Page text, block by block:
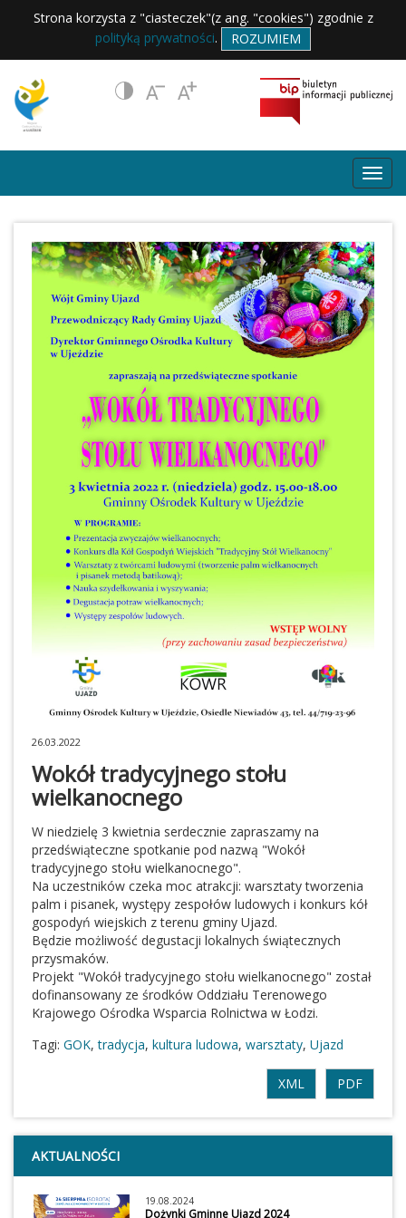
Strona korzysta z "ciasteczek"(z ang. "cookies") zgodnie z
polityką prywatności. ROZUMIEM
26.03.2022
Wokół tradycyjnego stołu
wielkanocnego
W niedzielę 3 kwietnia serdecznie zapraszamy na
przedświąteczne spotkanie pod nazwą "Wokół
tradycyjnego stołu wielkanocnego".
Na uczestników czeka moc atrakcji: warsztaty tworzenia
palm i pisanek, występy zespołów ludowych i konkurs kół
gospodyń wiejskich z terenu gminy Ujazd.
Będzie możliwość degustacji lokalnych świątecznych
przysmaków.
Projekt "Wokół tradycyjnego stołu wielkanocnego" został
dofinansowany ze środków Oddziału Terenowego
Krajowego Ośrodka Wsparcia Rolnictwa w Łodzi.
Tagi: GOK,tradycja, kultura ludowa, warsztaty, Ujazd
PDF
XML
AKTUALNOŚCI
19.08.2024
Dożynki Gminne Ujazd 2024